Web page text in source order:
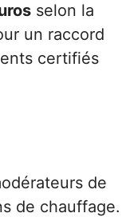
selon la
un raccord
certifiés
de
de chauffage.